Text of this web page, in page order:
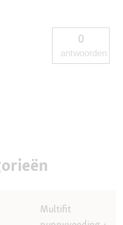
0
antwoorden
Multifit